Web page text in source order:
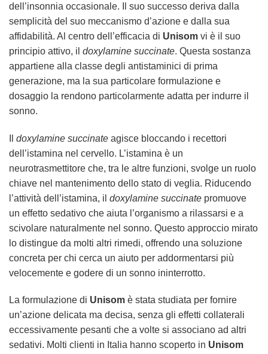
dell’insonnia occasionale. Il suo successo deriva dalla
semplicità del suo meccanismo d’azione e dalla sua
affidabilità. Al centro dell’efficacia di Unisom vi è il suo
principio attivo, il doxylamine succinate. Questa sostanza
appartiene alla classe degli antistaminici di prima
generazione, ma la sua particolare formulazione e
dosaggio la rendono particolarmente adatta per indurre il
sonno.
doxylamine succinate agisce bloccando i recettori
dell’istamina nel cervello. L’istamina è un
neurotrasmettitore che, tra le altre funzioni, svolge un ruolo
chiave nel mantenimento dello stato di veglia. Riducendo
l’attività dell’istamina, il doxylamine succinate promuove
un effetto sedativo che aiuta l’organismo a rilassarsi e a
scivolare naturalmente nel sonno. Questo approccio mirato
lo distingue da molti altri rimedi, offrendo una soluzione
concreta per chi cerca un aiuto per addormentarsi più
velocemente e godere di un sonno ininterrotto.
La formulazione di Unisom è stata studiata per fornire
un’azione delicata ma decisa, senza gli effetti collaterali
eccessivamente pesanti che a volte si associano ad altri
sedativi. Molti clienti in Italia hanno scoperto in Unisom